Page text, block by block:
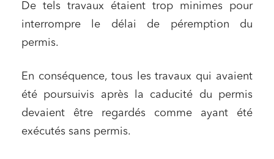
De tels travaux étaient trop minimes pour
interrompre le délai de péremption du
permis.
En conséquence, tous les travaux qui avaient
été poursuivis après la caducité du permis
devaient être regardés comme ayant été
exécutés sans permis.